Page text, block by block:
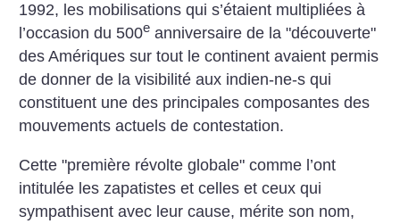
1992, les mobilisations qui s’étaient multipliées à
l’occasion du 500e anniversaire de la "découverte"
des Amériques sur tout le continent avaient permis
de donner de la visibilité aux indien-ne-s qui
constituent une des principales composantes des
mouvements actuels de contestation.
Cette "première révolte globale" comme l’ont
intitulée les zapatistes et celles et ceux qui
sympathisent avec leur cause, mérite son nom,